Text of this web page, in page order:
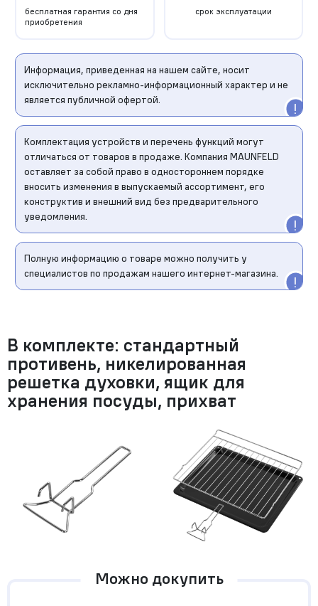
бесплатная гарантия со дня
приобретения
срок эксплуатации
Информация, приведенная на нашем сайте, носит
исключительно рекламно-информационный характер и не
является публичной офертой.
Комплектация устройств и перечень функций могут
отличаться от товаров в продаже. Компания MAUNFELD
оставляет за собой право в одностороннем порядке
вносить изменения в выпускаемый ассортимент, его
конструктив и внешний вид без предварительного
уведомления.
Полную информацию о товаре можно получить у
специалистов по продажам нашего интернет-магазина.
В комплекте: стандартный
противень, никелированная
решетка духовки, ящик для
хранения посуды, прихват
Можно докупить